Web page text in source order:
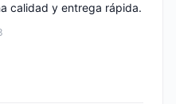
calidad y entrega rápida.